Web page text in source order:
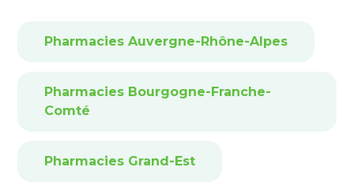
Pharmacies Auvergne-Rhône-Alpes
Pharmacies Bourgogne-Franche-
Comté
Pharmacies Grand-Est